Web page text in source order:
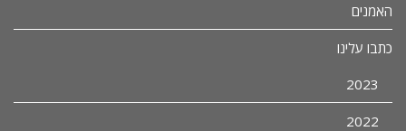
האמנים
כתבו עלינו
2023
2022